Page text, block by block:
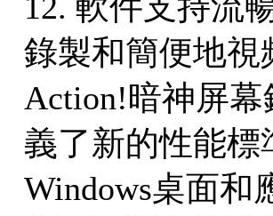
錄製和簡便地視
Action!暗神屏
義了新的性能
Windows桌面和